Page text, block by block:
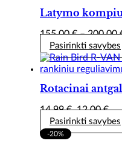
Latymo
155,00€ – 200,00
Pasirinkti savybes
Rotacinai
14,99€ Original
price
was:
12,00€
is:
Pasirinkti savybes
-20%